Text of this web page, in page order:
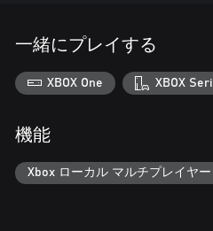
一緒にプレイする
XBOX One XBOX
機能
Xbox ローカル マルチプレイヤ